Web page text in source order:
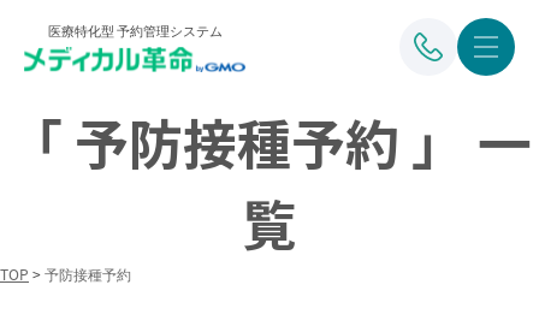
医療特化型 予約管理システム
「 予防接種予約 」 一
覧
TOP > 予防接種予約